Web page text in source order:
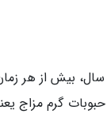
بیش از هر
گرم مزاج